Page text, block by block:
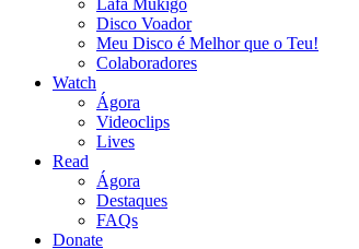
Lafa Mukigo
Disco Voador
Meu Disco é Melhor que o Teu!
Colaboradores
Watch
Ágora
Videoclips
Lives
Read
Ágora
Destaques
FAQs
Donate